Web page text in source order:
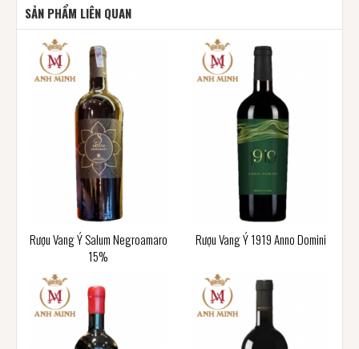
SẢN PHẨM LIÊN QUAN
Rượu Vang Ý Salum Negroamaro
15%
Rượu Vang Ý 1919 Anno Domini